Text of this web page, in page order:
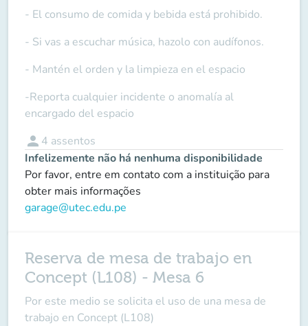
- El consumo de comida y bebida está prohibido.
- Si vas a escuchar música, hazolo con audífonos.
- Mantén el orden y la limpieza en el espacio
-Reporta cualquier incidente o anomalía al
encargado del espacio
person 4 assentos
Infelizemente não há nenhuma disponibilidade
Por favor, entre em contato com a instituição para
obter mais informações
garage@utec.edu.pe
Reserva de mesa de trabajo en
Concept (L108) - Mesa 6
Por este medio se solicita el uso de una mesa de
trabajo en Concept (L108)